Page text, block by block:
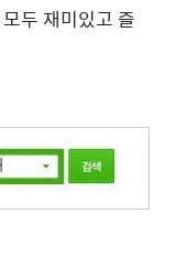
두 재미있고 즐